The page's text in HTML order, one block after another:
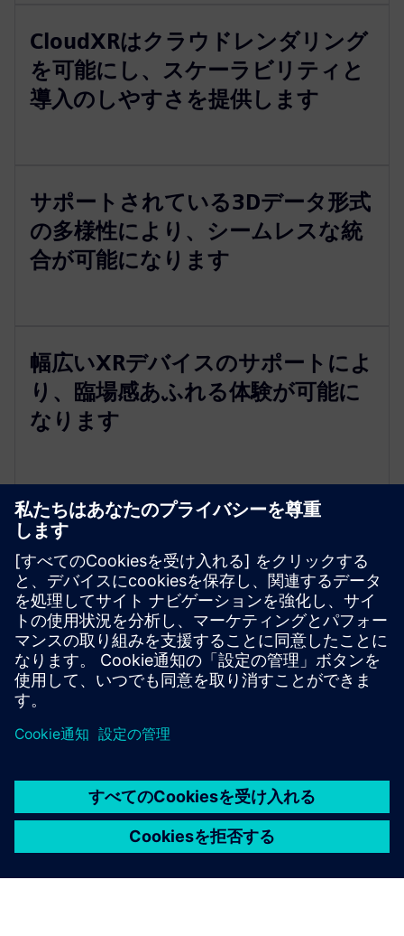
CloudXRはクラウドレンダリング
を可能にし、スケーラビリティと
導入のしやすさを提供します
サポートされている3Dデータ形式
の多様性により、シームレスな統
合が可能になります
幅広いXRデバイスのサポートによ
り、臨場感あふれる体験が可能に
なります
リソースと関連製品の詳細
必要条件